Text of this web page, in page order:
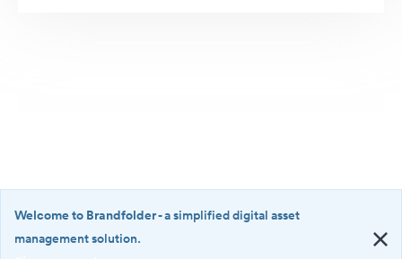
Welcome to Brandfolder- a simplified digital asset
management solution.